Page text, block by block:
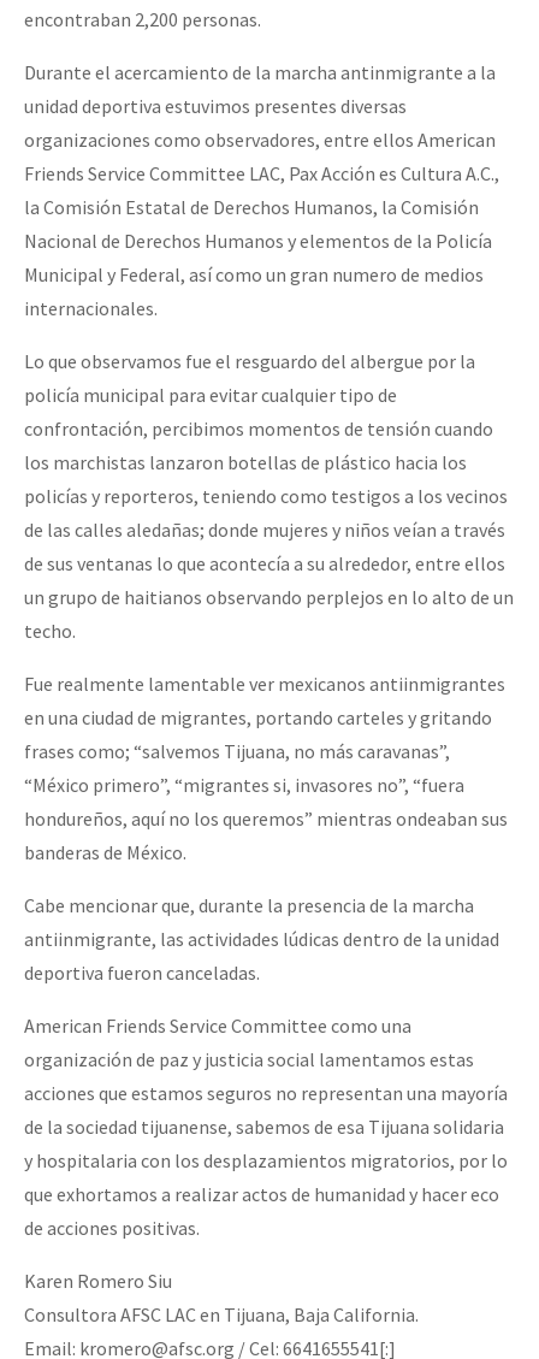
encontraban 2,200 personas.
Durante el acercamiento de la marcha antinmigrante a la
unidad deportiva estuvimos presentes diversas
organizaciones como observadores, entre ellos American
Friends Service Committee LAC, Pax Acción es Cultura A.C.,
la Comisión Estatal de Derechos Humanos, la Comisión
Nacional de Derechos Humanos y elementos de la Policía
Municipal y Federal, así como un gran numero de medios
internacionales.
Lo que observamos fue el resguardo del albergue por la
policía municipal para evitar cualquier tipo de
confrontación, percibimos momentos de tensión cuando
los marchistas lanzaron botellas de plástico hacia los
policías y reporteros, teniendo como testigos a los vecinos
de las calles aledañas; donde mujeres y niños veían a través
de sus ventanas lo que acontecía a su alrededor, entre ellos
un grupo de haitianos observando perplejos en lo alto de un
techo.
Fue realmente lamentable ver mexicanos antiinmigrantes
en una ciudad de migrantes, portando carteles y gritando
frases como; “salvemos Tijuana, no más caravanas”,
“México primero”, “migrantes si, invasores no”, “fuera
hondureños, aquí no los queremos” mientras ondeaban sus
banderas de México.
Cabe mencionar que, durante la presencia de la marcha
antiinmigrante, las actividades lúdicas dentro de la unidad
deportiva fueron canceladas.
American Friends Service Committee como una
organización de paz y justicia social lamentamos estas
acciones que estamos seguros no representan una mayoría
de la sociedad tijuanense, sabemos de esa Tijuana solidaria
y hospitalaria con los desplazamientos migratorios, por lo
que exhortamos a realizar actos de humanidad y hacer eco
de acciones positivas.
Karen Romero Siu
Consultora AFSC LAC en Tijuana, Baja California.
Email: kromero@afsc.org / Cel: 6641655541[:]